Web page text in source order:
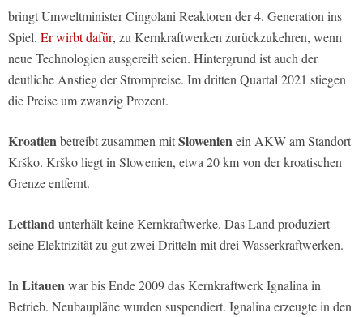
bringt Umweltminister Cingolani Reaktoren der 4. Generation ins
Spiel. Er wirbt dafür, zu Kernkraftwerken zurückzukehren, wenn
neue Technologien ausgereift seien. Hintergrund ist auch der
deutliche Anstieg der Strompreise. Im dritten Quartal 2021 stiegen
die Preise um zwanzig Prozent.
Kroatienbetreibt zusammen mitSlowenienein AKW am Standort
Krško. Krško liegt in Slowenien, etwa 20 km von der kroatischen
Grenze entfernt.
Lettlandunterhält keine Kernkraftwerke. Das Land produziert
seine Elektrizität zu gut zwei Dritteln mit drei Wasserkraftwerken.
In Litauenwar bis Ende 2009 das Kernkraftwerk Ignalina in
Betrieb. Neubaupläne wurden suspendiert. Ignalina erzeugte in den